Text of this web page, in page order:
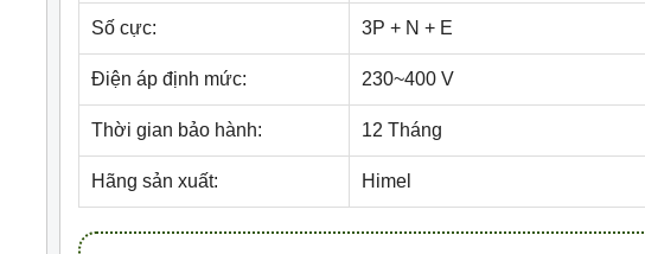
Số cực: 3P + N + E
Điện áp định mức: 230~400 V
Thời gian bảo hành: 12 Tháng
Hãng sản xuất: Himel